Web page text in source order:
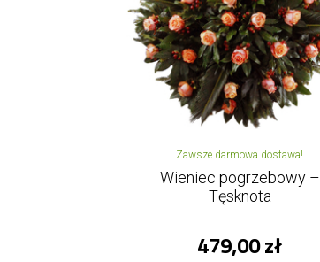
Zawsze darmowa dostawa!
Wieniec pogrzebowy –
Tęsknota
479,00 zł